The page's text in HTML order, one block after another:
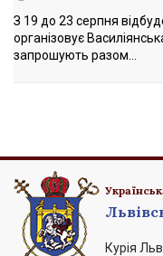
З 19 до 23 серпня
організовує
запрошують разом...
Курія